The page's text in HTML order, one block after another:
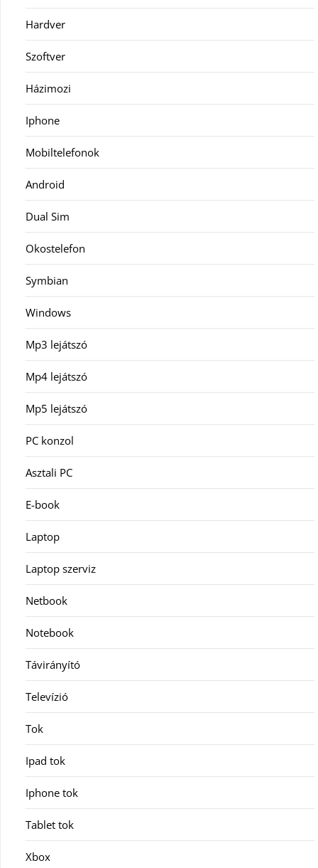
Hardver
Szoftver
Házimozi
Iphone
Mobiltelefonok
Android
Dual Sim
Okostelefon
Symbian
Windows
Mp3 lejátszó
Mp4 lejátszó
Mp5 lejátszó
PC konzol
Asztali PC
E-book
Laptop
Laptop szerviz
Netbook
Notebook
Távirányító
Televízió
Tok
Ipad tok
Iphone tok
Tablet tok
Xbox